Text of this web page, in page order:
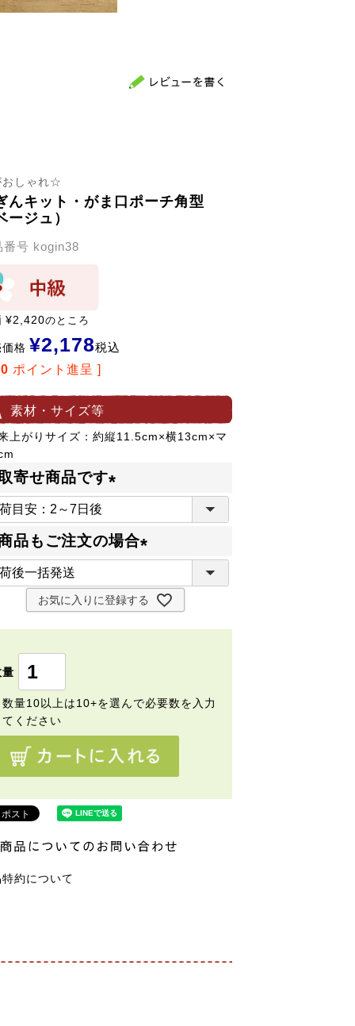
おしゃれ☆
んキット・がま口ポーチ角型
ージュ）
番号 kogin38
¥2,420のところ
格 ¥2,178税込
ポイント進呈 ]
素材・サイズ等
上がりサイズ：約縦11.5cm×横13cm×マ
寄せ商品です
必
須
品もご注文の場合
必
お気に入りに登録する
約について